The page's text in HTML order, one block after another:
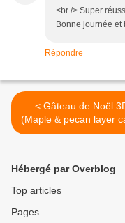
<br /> Super
Bonne journée et
Répondre
< Gâteau de Noël 3D
(Maple & pecan layer
Hébergé par Overblog
Top articles
Pages